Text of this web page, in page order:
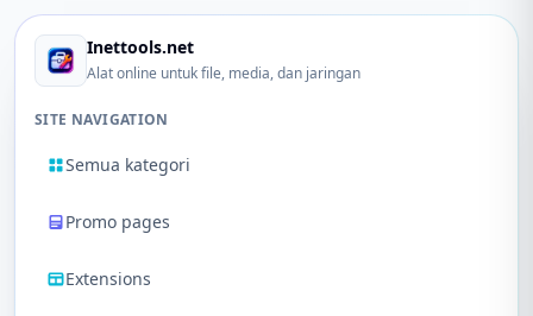
Inettools.net
Alat online untuk file, media, dan jaringan
SITE NAVIGATION
Semua kategori
Promo pages
Extensions